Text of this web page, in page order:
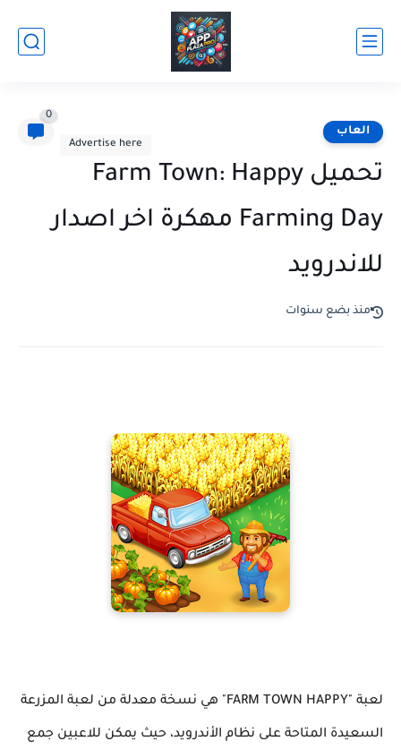
العاب
0
تحميل Farm Town: Happy
Farming Day مهكرة اخر اصدار
للاندرويد
منذ بضع سنوات
لعبة "FARM TOWN HAPPY" هي نسخة معدلة من لعبة المزرعة
السعيدة المتاحة على نظام الأندرويد، حيث يمكن للاعبين جمع
Advertise here